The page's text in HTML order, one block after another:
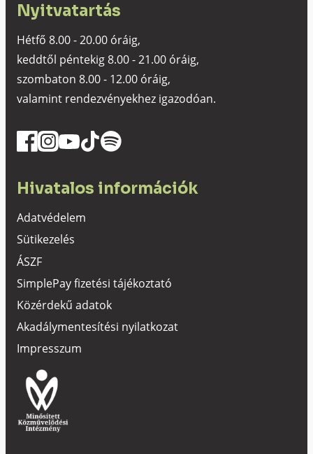
Nyitvatartás
Hétfő 8.00 - 20.00 óráig,
keddtől péntekig 8.00 - 21.00 óráig,
szombaton 8.00 - 12.00 óráig,
valamint rendezvényekhez igazodóan.
Hivatalos információk
Adatvédelem
Sütikezelés
ÁSZF
SimplePay fizetési tájékoztató
Közérdekű adatok
Akadálymentesítési nyilatkozat
Impresszum